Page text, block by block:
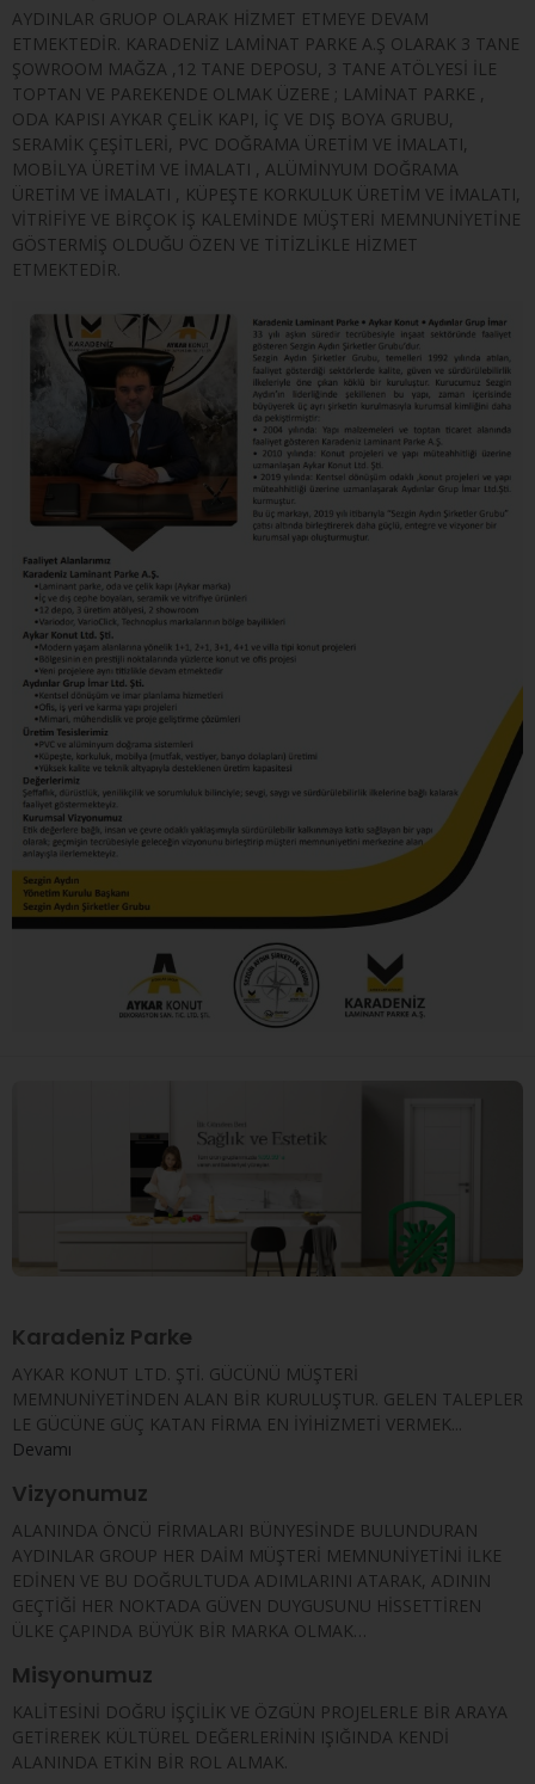
AYDINLAR GRUOP OLARAK HİZMET ETMEYE DEVAM
ETMEKTEDİR. KARADENİZ LAMİNAT PARKE A.Ş OLARAK 3 TANE
ŞOWROOM MAĞZA ,12 TANE DEPOSU, 3 TANE ATÖLYESİ İLE
TOPTAN VE PAREKENDE OLMAK ÜZERE ; LAMİNAT PARKE ,
ODA KAPISI AYKAR ÇELİK KAPI, İÇ VE DIŞ BOYA GRUBU,
SERAMİK ÇEŞİTLERİ, PVC DOĞRAMA ÜRETİM VE İMALATI,
MOBİLYA ÜRETİM VE İMALATI , ALÜMİNYUM DOĞRAMA
ÜRETİM VE İMALATI , KÜPEŞTE KORKULUK ÜRETİM VE İMALATI,
VİTRİFİYE VE BİRÇOK İŞ KALEMİNDE MÜŞTERİ MEMNUNİYETİNE
GÖSTERMİŞ OLDUĞU ÖZEN VE TİTİZLİKLE HİZMET
ETMEKTEDİR.
Karadeniz Parke
AYKAR KONUT LTD. ŞTİ. GÜCÜNÜ MÜŞTERİ
MEMNUNİYETİNDEN ALAN BİR KURULUŞTUR. GELEN TALEPLER
LE GÜCÜNE GÜÇ KATAN FİRMA EN İYİHİZMETİ VERMEK...
Devamı
Vizyonumuz
ALANINDA ÖNCÜ FİRMALARI BÜNYESİNDE BULUNDURAN
AYDINLAR GROUP HER DAİM MÜŞTERİ MEMNUNİYETİNİ İLKE
EDİNEN VE BU DOĞRULTUDA ADIMLARINI ATARAK, ADININ
GEÇTİĞİ HER NOKTADA GÜVEN DUYGUSUNU HİSSETTİREN
ÜLKE ÇAPINDA BÜYÜK BİR MARKA OLMAK…
Misyonumuz
KALİTESİNİ DOĞRU İŞÇİLİK VE ÖZGÜN PROJELERLE BİR ARAYA
GETİREREK KÜLTÜREL DEĞERLERİNİN IŞIĞINDA KENDİ
ALANINDA ETKİN BİR ROL ALMAK.